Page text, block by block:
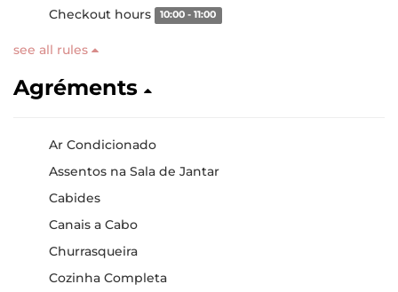
Checkout hours 10:00 - 11:00
see all rules
Agréments
Ar Condicionado
Assentos na Sala de Jantar
Cabides
Canais a Cabo
Churrasqueira
Cozinha Completa